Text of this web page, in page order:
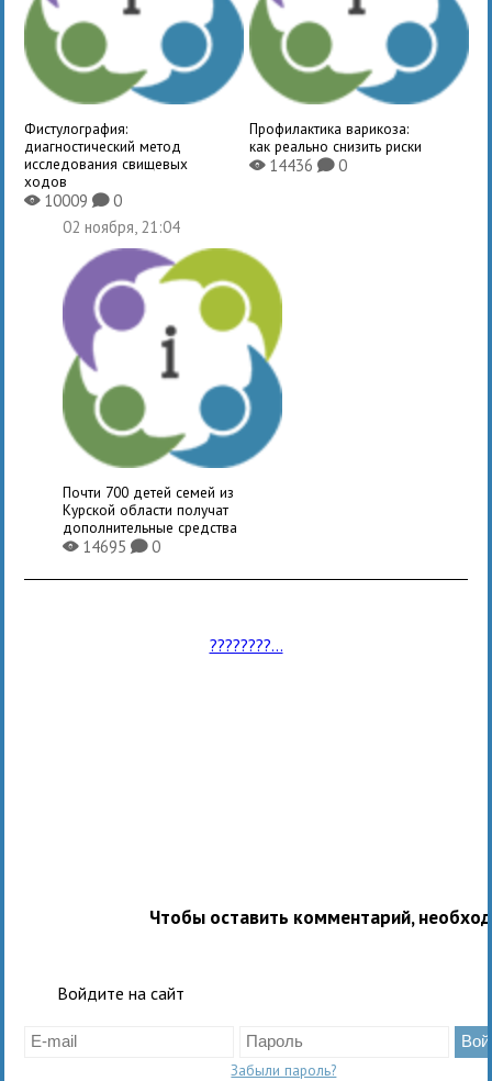
Фистулография:
диагностический метод
исследования свищевых
ходов
X10009K0
Профилактика варикоза:
как реально снизить риски
X14436 K0
02 ноября, 21:04
Почти 700 детей семей из
Курской области получат
дополнительные средства
X14695K0
????????...
Чтобы оставить комментарий,
Войдите на сайт
Забыли пароль?